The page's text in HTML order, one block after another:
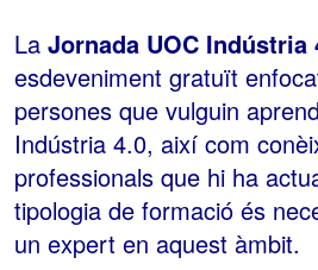
La Jornada UOC Indústria
esdeveniment gratuït
persones que vulguin
Indústria 4.0, així com
professionals que hi ha
tipologia de formació és
un expert en aquest àmbit.